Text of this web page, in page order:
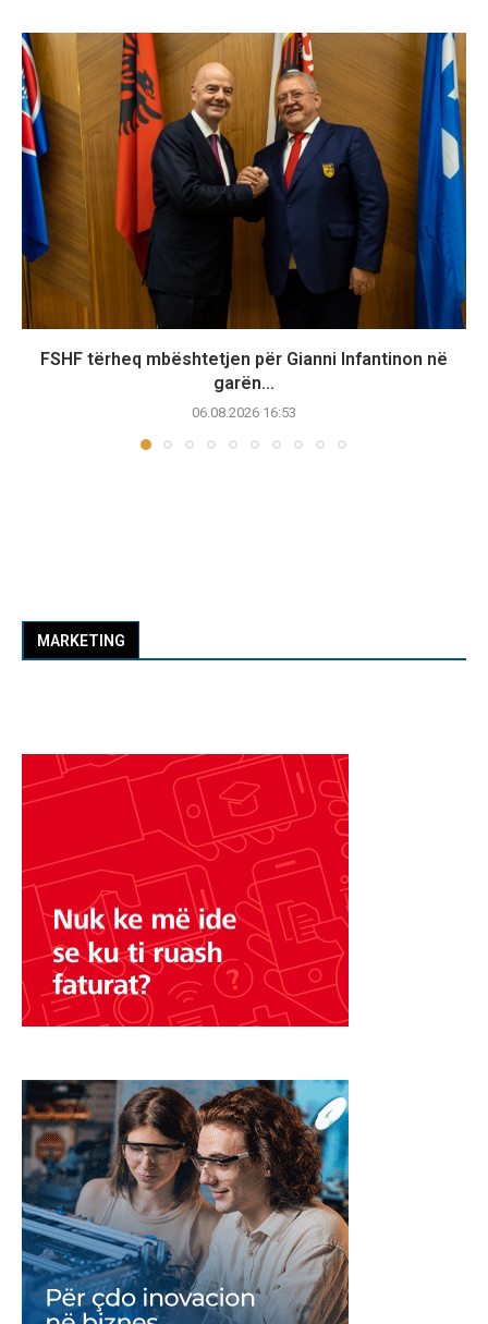
FSHF tërheq mbështetjen për Gianni Infantinon në
garën...
06.08.2026 16:53
MARKETING